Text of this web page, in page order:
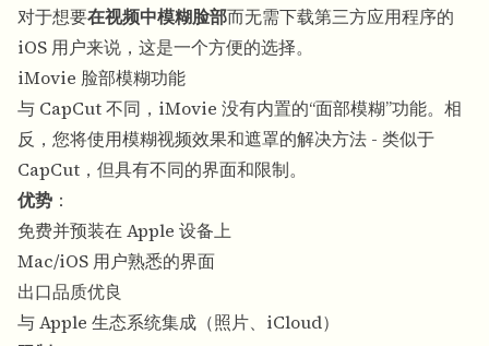
对于想要在视频中模糊脸部而无需下载第三方应用程序的
iOS 用户来说，这是一个方便的选择。
iMovie 脸部模糊功能
与 CapCut 不同，iMovie 没有内置的“面部模糊”功能。相
反，您将使用模糊视频效果和遮罩的解决方法 - 类似于
CapCut，但具有不同的界面和限制。
优势 ：
免费并预装在 Apple 设备上
Mac/iOS 用户熟悉的界面
出口品质优良
与 Apple 生态系统集成（照片、iCloud）